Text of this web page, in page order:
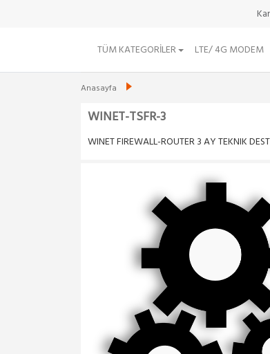
TÜM KATEGORILER LTE/ 4G MODEM
Anasayfa
WINET-TSFR-3
WINET FIREWALL-ROUTER 3 AY TEKNIK